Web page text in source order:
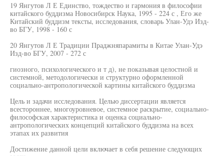
19 Янгутов Л Е Единство, тождество и гармония в философии
китайского буддизма Новосибирск Наука, 1995 - 224 с , Его же
Китайский буддизм тексты, исследования, словарь Улан-Удэ Изд-
во БГУ, 1998 - 160 с
20 Янгутов Л Е Традиции Праджняпарамиты в Китае Улан-Удэ
Изд-во БГУ, 2007 - 272 с
гиозного, психологического и т д), не показывая целостной и
системной, методологически и структурно оформленной
социально-антропологической картины китайского буддизма
Цель и задачи исследования. Целью диссертации является
всестороннее, многоуровневое, системное раскрытие, социально-
философская характеристика и оценка социально-
антропологических концепций китайского буддизма на всех
этапах их развития
Достижение данной цели включает в себя решение следующих